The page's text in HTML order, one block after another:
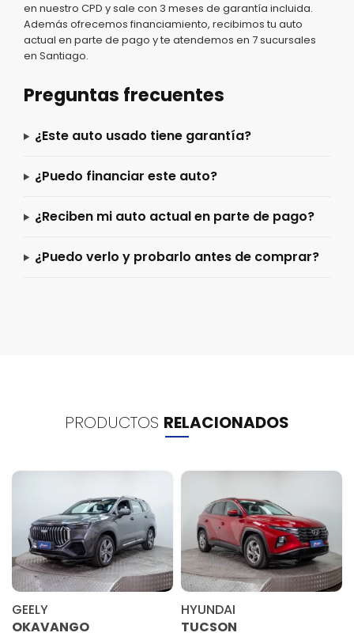
en nuestro CPD y sale con 3 meses de garantía incluida.
Además ofrecemos financiamiento, recibimos tu auto
actual en parte de pago y te atendemos en 7 sucursales
en Santiago.
Preguntas frecuentes
¿Este auto usado tiene garantía?
¿Puedo financiar este auto?
¿Reciben mi auto actual en parte de pago?
¿Puedo verlo y probarlo antes de comprar?
PRODUCTOS RELACIONADOS
GEELY
OKAVANGO
HYUNDAI
TUCSON